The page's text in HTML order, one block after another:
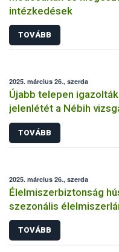
intézkedések
TOVÁBB
2025. március 26., szerda
Újabb telepen
jelenlétét a Nébih
TOVÁBB
2025. március 26., szerda
Élelmiszerbiztonság
szezonális
TOVÁBB